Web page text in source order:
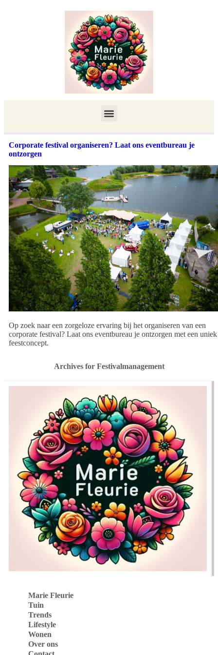
Corporate festival organiseren? Laat ons eventbureau je
ontzorgen
Op zoek naar een zorgeloze ervaring bij het organiseren van een
corporate festival? Laat ons eventbureau je ontzorgen met een uniek
feestconcept.
Archives for Festivalmanagement
Marie Fleurie
Tuin
Trends
Lifestyle
Wonen
Over ons